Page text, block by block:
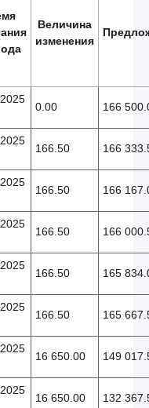
Величина
изменения
0.00 166
166.50 166
166.50 166
166.50 166
166.50 165
166.50 165
16 650.00 149
16 650.00 132